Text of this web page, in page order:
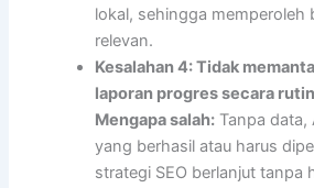
lokal, sehingga memperoleh
relevan.
Kesalahan 4: Tidak
laporan progres secara
Mengapa salah: Tanpa data,
yang berhasil atau harus
strategi SEO berlanjut tanpa